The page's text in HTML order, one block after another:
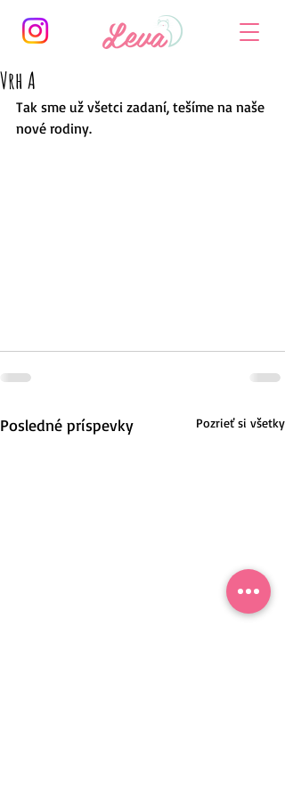
Vrh A
Tak sme už všetci zadaní, tešíme na naše
nové rodiny.
Posledné príspevky Pozrieť si všetky